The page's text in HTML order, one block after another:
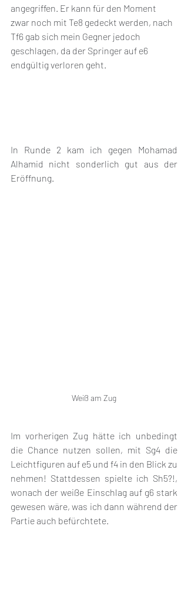
angegriffen. Er kann für den Moment
zwar noch mit Te8 gedeckt werden, nach
Tf6 gab sich mein Gegner jedoch
geschlagen, da der Springer auf e6
endgültig verloren geht.
In Runde 2 kam ich gegen Mohamad
Alhamid nicht sonderlich gut aus der
Eröffnung.
Weiß am Zug
Im vorherigen Zug hätte ich unbedingt
die Chance nutzen sollen, mit Sg4 die
Leichtfiguren auf e5 und f4 in den Blick zu
nehmen! Stattdessen spielte ich Sh5?!,
wonach der weiße Einschlag auf g6 stark
gewesen wäre, was ich dann während der
Partie auch befürchtete.